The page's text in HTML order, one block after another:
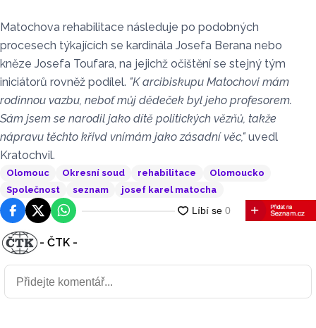
Matochova rehabilitace následuje po podobných
procesech týkajících se kardinála Josefa Berana nebo
kněze Josefa Toufara, na jejichž očištění se stejný tým
iniciátorů rovněž podílel. "K arcibiskupu Matochovi mám
rodinnou vazbu, neboť můj dědeček byl jeho profesorem.
Sám jsem se narodil jako dítě politických vězňů, takže
nápravu těchto křivd vnímám jako zásadní věc," uvedl
Kratochvil.
Olomouc Okresní soud rehabilitace
Olomoucko
Společnost
seznam josef karel matocha
FacebookPlatforma X
WhatsApp
- ČTK -